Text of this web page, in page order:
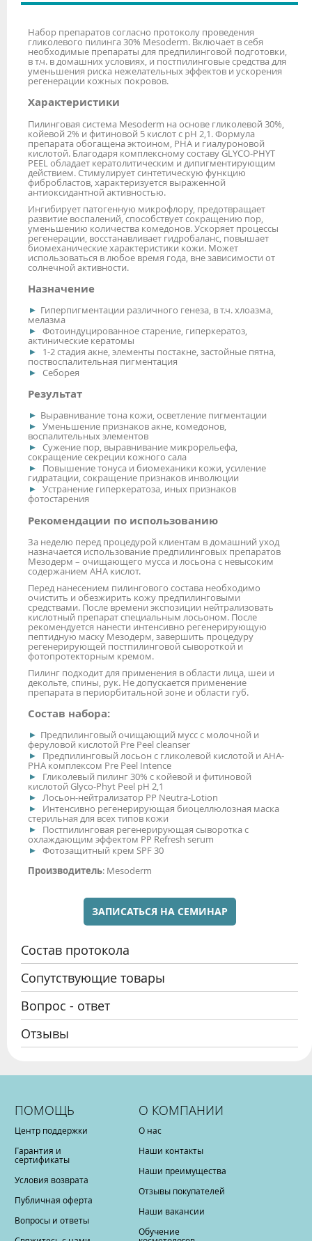
Набор препаратов согласно протоколу проведения
гликолевого пилинга 30% Mesoderm. Включает в себя
необходимые препараты для предпилинговой подготовки,
в т.ч. в домашних условиях, и постпилинговые средства для
уменьшения риска нежелательных эффектов и ускорения
регенерации кожных покровов.
Характеристики
Пилинговая система Mesoderm на основе гликолевой 30%,
койевой 2% и фитиновой 5 кислот с рН 2,1. Формула
препарата обогащена эктоином, РНА и гиалуроновой
кислотой. Благодаря комплексному составу GLYCO-PHYT
PEEL обладает кератолитическим и дипигментирующим
действием. Стимулирует синтетическую функцию
фибробластов, характеризуется выраженной
антиоксидантной активностью.
Ингибирует патогенную микрофлору, предотвращает
развитие воспалений, способствует сокращению пор,
уменьшению количества комедонов. Ускоряет процессы
регенерации, восстанавливает гидробаланс, повышает
биомеханические характеристики кожи. Может
использоваться в любое время года, вне зависимости от
солнечной активности.
Назначение
Гиперпигментации различного генеза, в т.ч. хлоазма,
мелазма
Фотоиндуцированное старение, гиперкератоз,
актинические кератомы
1-2 стадия акне, элементы постакне, застойные пятна,
поствоспалительная пигментация
Себорея
Результат
Выравнивание тона кожи, осветление пигментации
Уменьшение признаков акне, комедонов,
воспалительных элементов
Сужение пор, выравнивание микрорельефа,
сокращение секреции кожного сала
Повышение тонуса и биомеханики кожи, усиление
гидратации, сокращение признаков инволюции
Устранение гиперкератоза, иных признаков
фотостарения
Рекомендации по использованию
За неделю перед процедурой клиентам в домашний уход
назначается использование предпилинговых препаратов
Мезодерм – очищающего мусса и лосьона с невысоким
содержанием АНА кислот.
Перед нанесением пилингового состава необходимо
очистить и обезжирить кожу предпилинговыми
средствами. После времени экспозиции нейтрализовать
кислотный препарат специальным лосьоном. После
рекомендуется нанести интенсивно регенерирующую
пептидную маску Мезодерм, завершить процедуру
регенерирующей постпилинговой сывороткой и
фотопротекторным кремом.
Пилинг подходит для применения в области лица, шеи и
декольте, спины, рук. Не допускается применение
препарата в периорбитальной зоне и области губ.
Состав набора:
Предпилинговый очищающий мусс с молочной и
феруловой кислотой Pre Peel cleanser
Предпилинговый лосьон с гликолевой кислотой и АНА-
РНА комплексом Pre Peel Intence
Гликолевый пилинг 30% с койевой и фитиновой
кислотой Glyco-Phyt Peel рН 2,1
Лосьон-нейтрализатор PP Neutra-Lotion
Интенсивно регенерирующая биоцеллюлозная маска
стерильная для всех типов кожи
Постпилинговая регенерирующая сыворотка с
охлаждающим эффектом PP Refresh serum
Фотозащитный крем SPF 30
Производитель: Mesoderm
ЗАПИСАТЬСЯ НА СЕМИНАР
Состав протокола
Сопутствующие товары
Вопрос - ответ
Отзывы
ПОМОЩЬ
Центр поддержки
Гарантия и
сертификаты
Условия возврата
Публичная оферта
Вопросы и ответы
О КОМПАНИИ
О нас
Наши контакты
Наши преимущества
Отзывы покупателей
Наши вакансии
Обучение